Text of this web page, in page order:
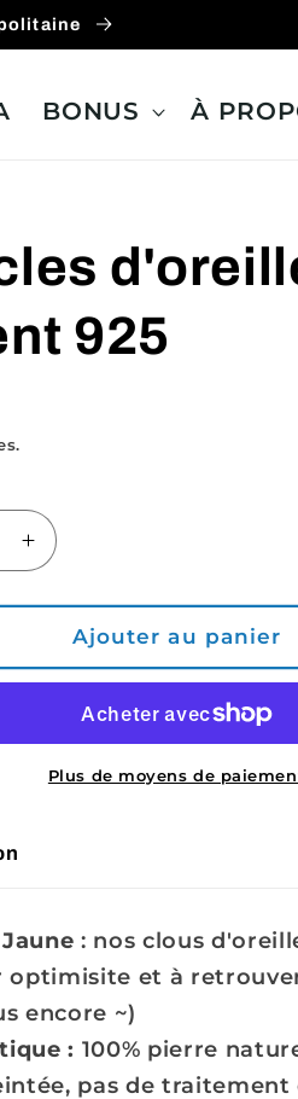
BONUS À
925
Augmenter
la
quantité
Boucles
d&#39;oreille
Citrine
&amp;
Argent
Ajouter au panier
Plus de moyens de
Jaune: nos clous
optimisite et à
encore ~)
: 100% pierre
pas de